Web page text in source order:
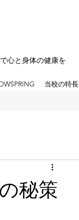
心と身体の健康を
当校の特長
秘策